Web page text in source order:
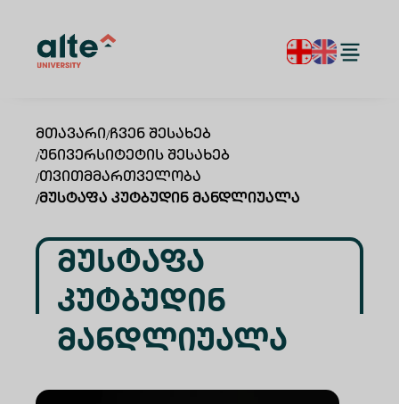
Მთავარი/Ჩვენ Შესახებ
/Უნივერსიტეტის Შესახებ
/Თვითმმართველობა
/Მუსტაფა Კუტბუდინ Მანდლიუალა
Მუსტაფა
Კუტბუდინ
Მანდლიუალა